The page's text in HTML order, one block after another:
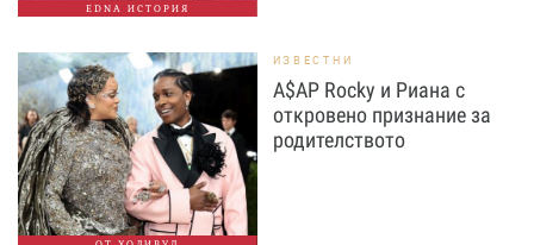
EDNA ИСТОРИЯ
ИЗВЕСТНИ
A$AP Rocky и Риана с
откровено признание за
родителството